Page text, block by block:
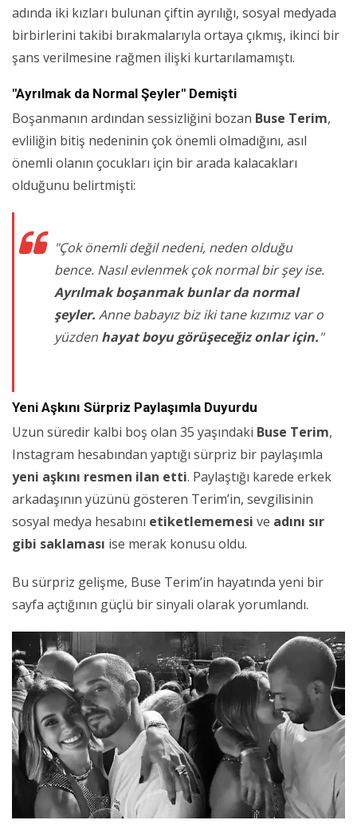
adında iki kızları bulunan çiftin ayrılığı, sosyal medyada
birbirlerini takibi bırakmalarıyla ortaya çıkmış, ikinci bir
şans verilmesine rağmen ilişki kurtarılamamıştı.
"Ayrılmak da Normal Şeyler" Demişti
Boşanmanın ardından sessizliğini bozan Buse Terim,
evliliğin bitiş nedeninin çok önemli olmadığını, asıl
önemli olanın çocukları için bir arada kalacakları
olduğunu belirtmişti:
"Çok önemli değil nedeni, neden olduğu
bence. Nasıl evlenmek çok normal bir şey ise.
Ayrılmak boşanmak bunlar da normal
şeyler. Anne babayız biz iki tane kızımız var o
yüzden hayat boyu görüşeceğiz onlar için."
Yeni Aşkını Sürpriz Paylaşımla Duyurdu
Uzun süredir kalbi boş olan 35 yaşındaki Buse Terim,
Instagram hesabından yaptığı sürpriz bir paylaşımla
yeni aşkını resmen ilan etti. Paylaştığı karede erkek
arkadaşının yüzünü gösteren Terim’in, sevgilisinin
sosyal medya hesabını etiketlememesi ve adını sır
gibi saklaması ise merak konusu oldu.
Bu sürpriz gelişme, Buse Terim’in hayatında yeni bir
sayfa açtığının güçlü bir sinyali olarak yorumlandı.